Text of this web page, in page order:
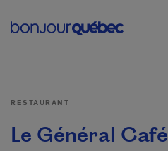
RESTAURANT
Le Général Café